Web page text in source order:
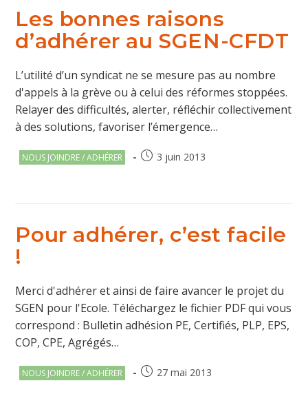
Les bonnes raisons
d’adhérer au SGEN-CFDT
L’utilité d’un syndicat ne se mesure pas au nombre
d'appels à la grève ou à celui des réformes stoppées.
Relayer des difficultés, alerter, réfléchir collectivement
à des solutions, favoriser l’émergence…
Post
NOUS JOINDRE / ADHÉRER
Publication
3 juin 2013
Pour adhérer, c’est facile
!
Merci d'adhérer et ainsi de faire avancer le projet du
SGEN pour l'Ecole. Téléchargez le fichier PDF qui vous
correspond : Bulletin adhésion PE, Certifiés, PLP, EPS,
COP, CPE, Agrégés…
Post
NOUS JOINDRE / ADHÉRER
Publication
27 mai 2013